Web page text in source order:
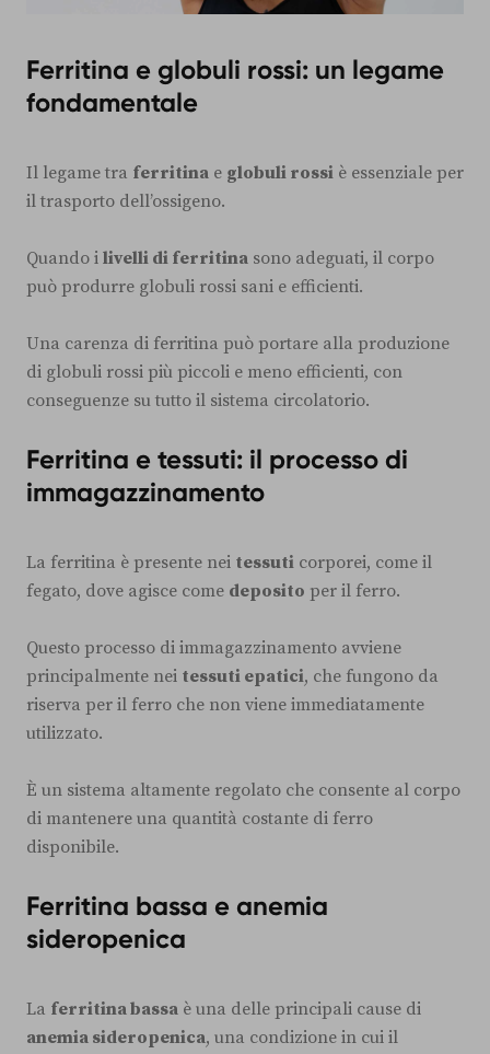
Ferritina e globuli rossi: un legame
fondamentale
Il legame tra ferritina e globuli rossi è essenziale per
il trasporto dell’ossigeno.
Quando i livelli di ferritina sono adeguati, il corpo
può produrre globuli rossi sani e efficienti.
Una carenza di ferritina può portare alla produzione
di globuli rossi più piccoli e meno efficienti, con
conseguenze su tutto il sistema circolatorio.
Ferritina e tessuti: il processo di
immagazzinamento
La ferritina è presente nei tessuti corporei, come il
fegato, dove agisce come deposito per il ferro.
Questo processo di immagazzinamento avviene
principalmente nei tessuti epatici, che fungono da
riserva per il ferro che non viene immediatamente
utilizzato.
È un sistema altamente regolato che consente al corpo
di mantenere una quantità costante di ferro
disponibile.
Ferritina bassa e anemia
sideropenica
La ferritina bassa è una delle principali cause di
anemia sideropenica, una condizione in cui il